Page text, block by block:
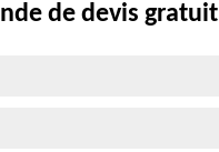
de devis gratuit